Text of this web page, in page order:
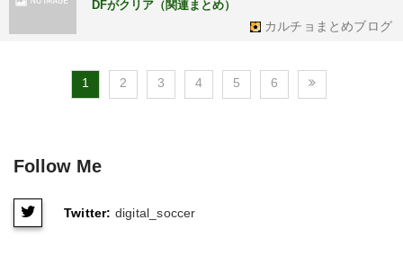
DFがクリア（関連まとめ）
カルチョまとめブログ
1 2 3 4 5 6
Follow Me
Twitter: digital_soccer